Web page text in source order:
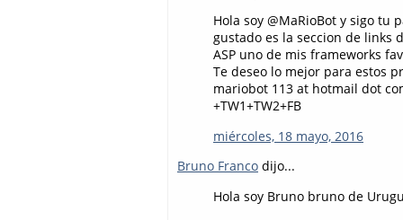
Hola soy @MaRioBot y sigo tu
gustado es la seccion de links
ASP uno de mis frameworks
Te deseo lo mejor para estos
mariobot 113 at hotmail dot
+TW1+TW2+FB
miércoles, 18 mayo, 2016
Bruno Franco dijo...
Hola soy Bruno bruno de